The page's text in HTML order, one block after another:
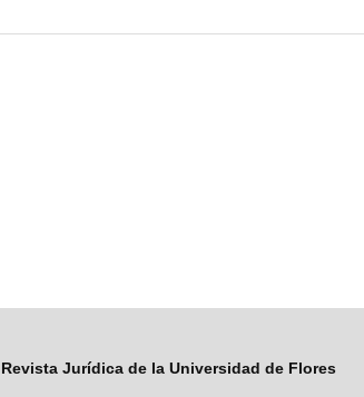
Jurídica de la Universidad de Flores